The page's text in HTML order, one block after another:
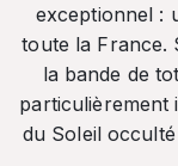
exceptionnel :
toute la France.
la bande de
particulièrement
du Soleil